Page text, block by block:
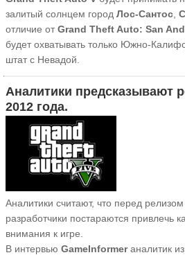
залитый солнцем город Лос-Сантос
отличие отGrand Theft Auto: San
будет охватывать только Южно-
штат с Невадой.
Аналитики предсказывают
2012 года.
Аналитики считают, что перед релизом
разработчики постараются привлечь
внимания к игре.
В интервью GameInformerаналитик из